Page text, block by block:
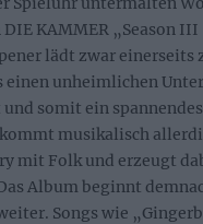
KAMMER „Season
lädt zwar einerseits
einen unheimlichen
somit ein
musikalisch
mit Folk und erzeugt
Album beginnt
Songs wie